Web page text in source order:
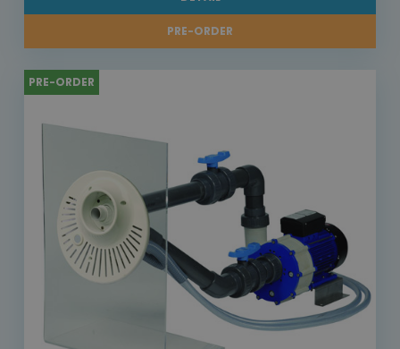
PRE-ORDER
PRE-ORDER